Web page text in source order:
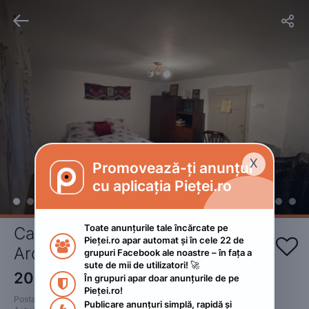
 
Cazare casa traditionala din
Ardeal

200 RON
• Negociabil
Postat
2023. iunie 27.
X
Promovează-ți anunțul
cu aplicația Pieței.ro

Toate anunțurile tale încărcate pe
Pieței.ro apar automat și în cele 22 de
grupuri Facebook ale noastre – în fața a
sute de mii de utilizatori! 🚀

În grupuri apar doar anunțurile de pe
Pieței.ro!
Publicare anunțuri simplă, rapidă și